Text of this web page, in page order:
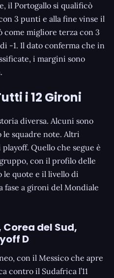
il Portogallo si qualificò
3 punti e alla fine vinse il
come migliore terza con 3
-1. Il dato conferma che in
i margini sono
i 12 Gironi
diversa. Alcuni sono
squadre note. Altri
Quello che segue è
con il profilo delle
le quote e il livello di
fase a gironi del Mondiale
del Sud,
D
con il Messico che apre
contro il Sudafrica l’11